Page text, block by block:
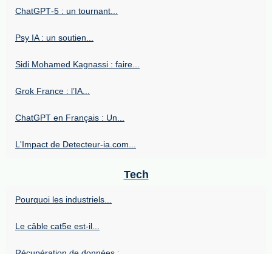
ChatGPT‑5 : un tournant...
Psy IA : un soutien...
Sidi Mohamed Kagnassi : faire...
Grok France : l’IA...
ChatGPT en Français : Un...
L'Impact de Detecteur-ia.com...
Tech
Pourquoi les industriels...
Le câble cat5e est-il...